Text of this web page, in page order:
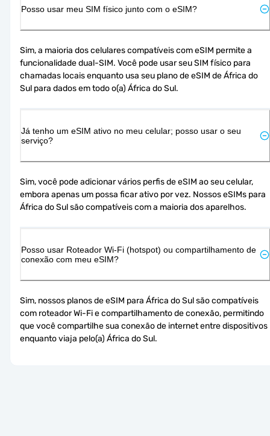
Posso usar meu SIM físico junto com o eSIM?
Sim, a maioria dos celulares compatíveis com eSIM permite a
funcionalidade dual-SIM. Você pode usar seu SIM físico para
chamadas locais enquanto usa seu plano de eSIM de África do
Sul para dados em todo o(a) África do Sul.
Já tenho um eSIM ativo no meu celular; posso usar o seu
serviço?
Sim, você pode adicionar vários perfis de eSIM ao seu celular,
embora apenas um possa ficar ativo por vez. Nossos eSIMs para
África do Sul são compatíveis com a maioria dos aparelhos.
Posso usar Roteador Wi-Fi (hotspot) ou compartilhamento de
conexão com meu eSIM?
Sim, nossos planos de eSIM para África do Sul são compatíveis
com roteador Wi-Fi e compartilhamento de conexão, permitindo
que você compartilhe sua conexão de internet entre dispositivos
enquanto viaja pelo(a) África do Sul.